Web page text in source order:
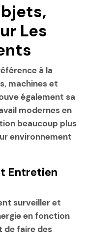
Les
à la
machines et
également sa
modernes en
beaucoup plus
environnement
Entretien
surveiller et
en fonction
de faire des